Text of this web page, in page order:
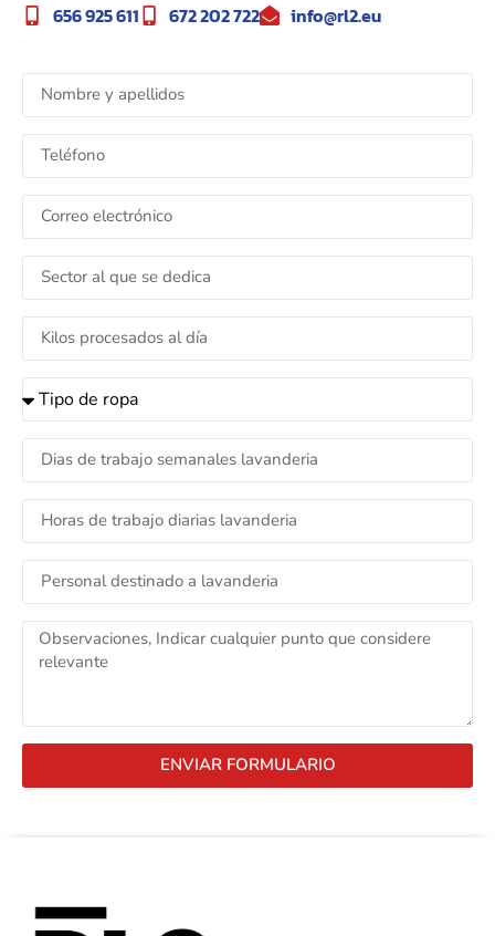
656 925 611 672 202 722 info@rl2.eu
ENVIAR FORMULARIO